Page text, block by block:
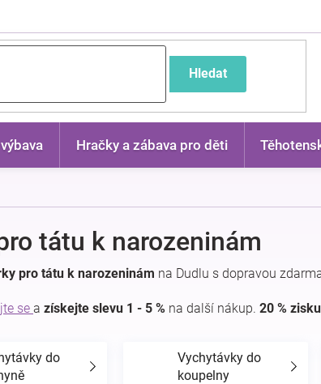
Hledat
Hračky a zábava pro děti
tátu k narozeninám
pro tátu k narozeninám na Dudlu s dopravou
se a získejte slevu 1 - 5 % na další nákup. 20 %
do
Vychytávky do
koupelny